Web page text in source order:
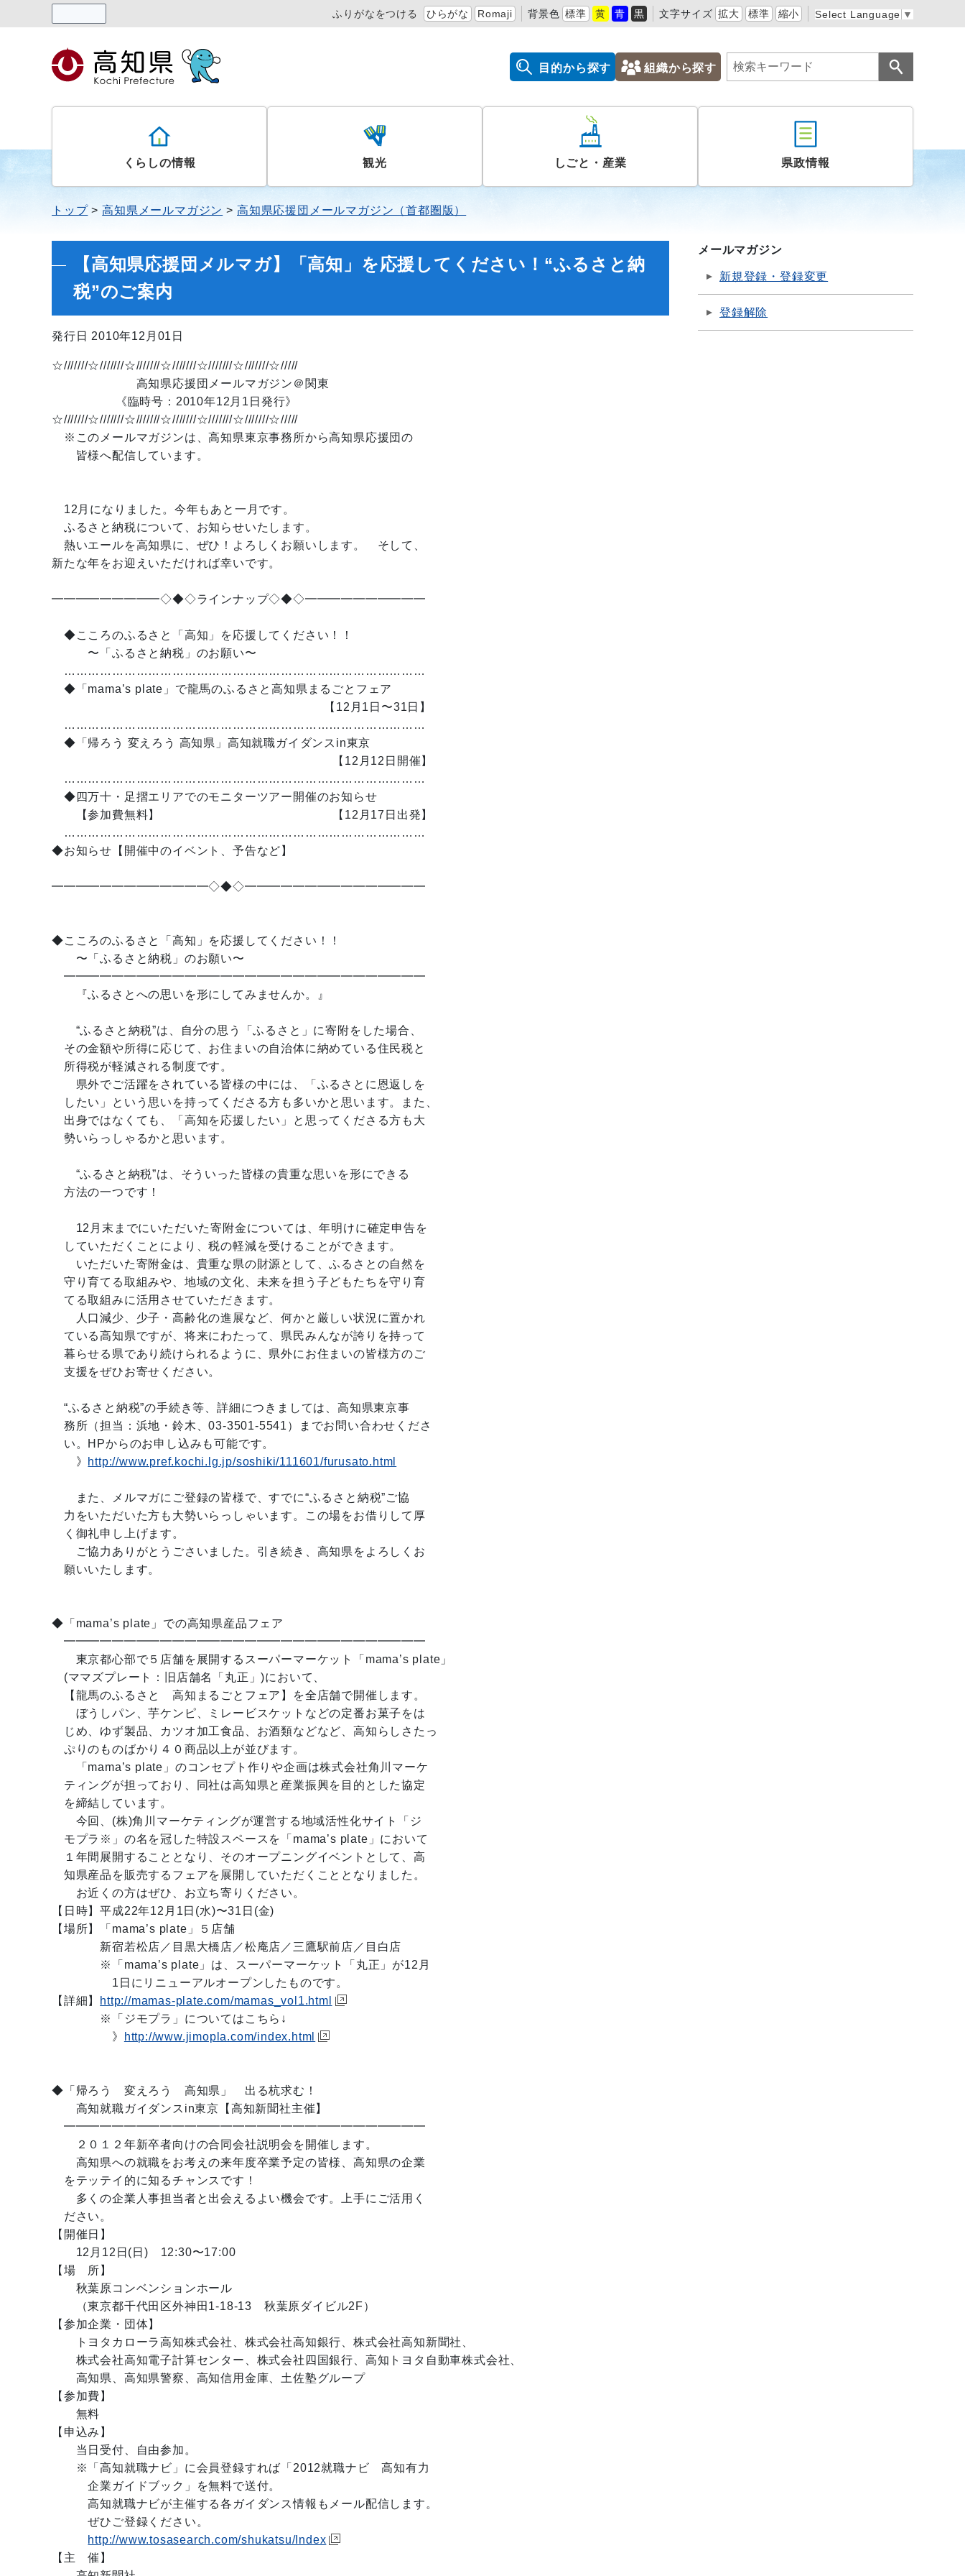
ふりがなをつける ひらがな Romaji 背景色 標準 黄 青 黒 文字サイズ 拡大 標準 縮小 Select Language ▼
目的から探す 組織から探す
くらしの情報 観光 しごと・産業 県政情報
トップ 高知県メールマガジン 高知県応援団メールマガジン（首都圏版）
【高知県応援団メルマガ】「高知」を応援してください！“ふるさと納
税”のご案内
発行日 2010年12月01日
☆///////☆///////☆///////☆///////☆///////☆///////☆/////
高知県応援団メールマガジン＠関東
《臨時号：2010年12月1日発行》
☆///////☆///////☆///////☆///////☆///////☆///////☆/////
※このメールマガジンは、高知県東京事務所から高知県応援団の
皆様へ配信しています。
12月になりました。今年もあと一月です。
ふるさと納税について、お知らせいたします。
熱いエールを高知県に、ぜひ！よろしくお願いします。 そして、
新たな年をお迎えいただければ幸いです。
━━━━━━━━━◇◆◇ラインナップ◇◆◇━━━━━━━━━━
◆こころのふるさと「高知」を応援してください！！
〜「ふるさと納税」のお願い〜
………………………………………………………………………………
◆「mama’s plate」で龍馬のふるさと高知県まるごとフェア
【12月1日〜31日】
………………………………………………………………………………
◆「帰ろう 変えろう 高知県」高知就職ガイダンスin東京
【12月12日開催】
………………………………………………………………………………
◆四万十・足摺エリアでのモニターツアー開催のお知らせ
【参加費無料】 【12月17日出発】
………………………………………………………………………………
◆お知らせ【開催中のイベント、予告など】
━━━━━━━━━━━━━◇◆◇━━━━━━━━━━━━━━━
◆こころのふるさと「高知」を応援してください！！
〜「ふるさと納税」のお願い〜
━━━━━━━━━━━━━━━━━━━━━━━━━━━━━━
『ふるさとへの思いを形にしてみませんか。』
“ふるさと納税”は、自分の思う「ふるさと」に寄附をした場合、
その金額や所得に応じて、お住まいの自治体に納めている住民税と
所得税が軽減される制度です。
県外でご活躍をされている皆様の中には、「ふるさとに恩返しを
したい」という思いを持ってくださる方も多いかと思います。また、
出身ではなくても、「高知を応援したい」と思ってくださる方も大
勢いらっしゃるかと思います。
“ふるさと納税”は、そういった皆様の貴重な思いを形にできる
方法の一つです！
12月末までにいただいた寄附金については、年明けに確定申告を
していただくことにより、税の軽減を受けることができます。
いただいた寄附金は、貴重な県の財源として、ふるさとの自然を
守り育てる取組みや、地域の文化、未来を担う子どもたちを守り育
てる取組みに活用させていただきます。
人口減少、少子・高齢化の進展など、何かと厳しい状況に置かれ
ている高知県ですが、将来にわたって、県民みんなが誇りを持って
暮らせる県であり続けられるように、県外にお住まいの皆様方のご
支援をぜひお寄せください。
“ふるさと納税”の手続き等、詳細につきましては、高知県東京事
務所（担当：浜地・鈴木、03-3501-5541）までお問い合わせくださ
い。HPからのお申し込みも可能です。
》 http://www.pref.kochi.lg.jp/soshiki/111601/furusato.html
また、メルマガにご登録の皆様で、すでに“ふるさと納税”ご協
力をいただいた方も大勢いらっしゃいます。この場をお借りして厚
く御礼申し上げます。
ご協力ありがとうごさいました。引き続き、高知県をよろしくお
願いいたします。
◆「mama’s plate」での高知県産品フェア
━━━━━━━━━━━━━━━━━━━━━━━━━━━━━━
東京都心部で５店舗を展開するスーパーマーケット「mama’s plate」
(ママズプレート：旧店舗名「丸正」)において、
【龍馬のふるさと 高知まるごとフェア】を全店舗で開催します。
ぼうしパン、芋ケンピ、ミレービスケットなどの定番お菓子をは
じめ、ゆず製品、カツオ加工食品、お酒類などなど、高知らしさたっ
ぷりのものばかり４０商品以上が並びます。
「mama’s plate」のコンセプト作りや企画は株式会社角川マーケ
ティングが担っており、同社は高知県と産業振興を目的とした協定
を締結しています。
今回、(株)角川マーケティングが運営する地域活性化サイト「ジ
モプラ※」の名を冠した特設スペースを「mama’s plate」において
１年間展開することとなり、そのオープニングイベントとして、高
知県産品を販売するフェアを展開していただくこととなりました。
お近くの方はぜひ、お立ち寄りください。
【日時】平成22年12月1日(水)〜31日(金)
【場所】「mama’s plate」５店舗
新宿若松店／目黒大橋店／松庵店／三鷹駅前店／目白店
※「mama’s plate」は、スーパーマーケット「丸正」が12月
1日にリニューアルオープンしたものです。
【詳細】
http://mamas-plate.com/mamas_vol1.html
※「ジモプラ」についてはこちら↓
》
http://www.jimopla.com/index.html
◆「帰ろう 変えろう 高知県」 出る杭求む！
高知就職ガイダンスin東京【高知新聞社主催】
━━━━━━━━━━━━━━━━━━━━━━━━━━━━━━
２０１２年新卒者向けの合同会社説明会を開催します。
高知県への就職をお考えの来年度卒業予定の皆様、高知県の企業
をテッテイ的に知るチャンスです！
多くの企業人事担当者と出会えるよい機会です。上手にご活用く
ださい。
【開催日】
12月12日(日) 12:30〜17:00
【場 所】
秋葉原コンベンションホール
（東京都千代田区外神田1-18-13 秋葉原ダイビル2F）
【参加企業・団体】
トヨタカローラ高知株式会社、株式会社高知銀行、株式会社高知新聞社、
株式会社高知電子計算センター、株式会社四国銀行、高知トヨタ自動車株式会社、
高知県、高知県警察、高知信用金庫、土佐塾グループ
【参加費】
無料
【申込み】
当日受付、自由参加。
※「高知就職ナビ」に会員登録すれば「2012就職ナビ 高知有力
企業ガイドブック」を無料で送付。
高知就職ナビが主催する各ガイダンス情報もメール配信します。
ぜひご登録ください。
http://www.tosasearch.com/shukatsu/Index
【主 催】
メールマガジン
新規登録・登録変更
登録解除